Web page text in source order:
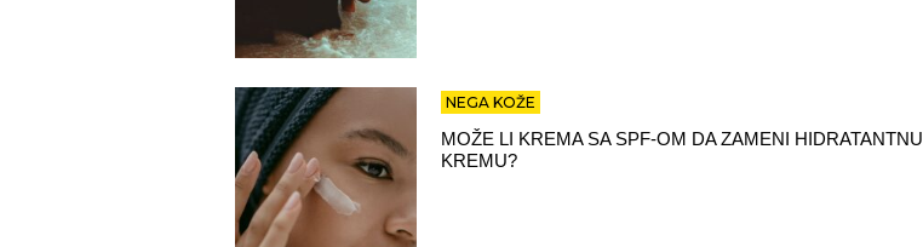
NEGA KOŽE
MOŽE LI KREMA SA SPF-OM DA ZAMENI HIDRATANTNU
KREMU?